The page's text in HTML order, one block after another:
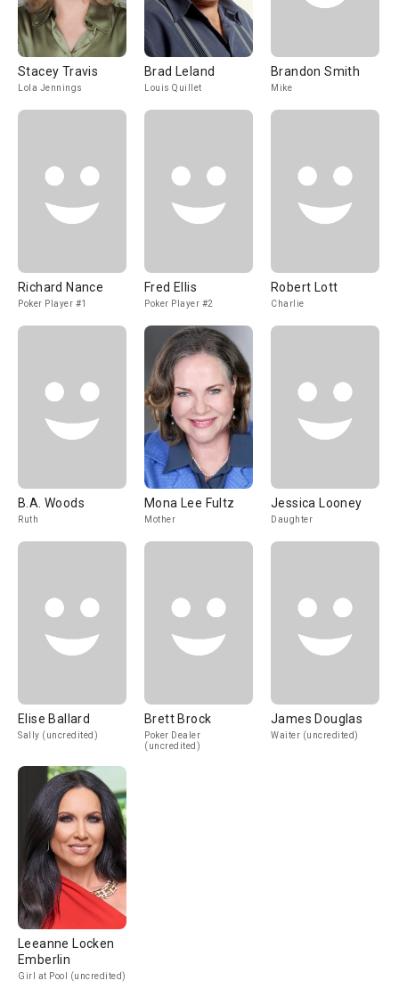
Stacey Travis
Lola Jennings
Brad Leland
Louis Quillet
Brandon Smith
Mike
Richard Nance
Poker Player #1
Fred Ellis
Poker Player #2
Robert Lott
Charlie
B.A. Woods
Ruth
Mona Lee Fultz
Mother
Jessica Looney
Daughter
Elise Ballard
Sally (uncredited)
Brett Brock
Poker Dealer
(uncredited)
James Douglas
Waiter (uncredited)
Leeanne Locken
Emberlin
Girl at Pool (uncredited)